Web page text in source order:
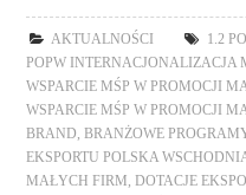
AKTUALNOŚCI 1.2
POPW INTERNACJONALIZACJA
WSPARCIE MŚP W PROMOCJI
WSPARCIE MŚP W PROMOCJI
BRAND ,BRANŻOWE
EKSPORTU POLSKA
MAŁYCH FIRM ,DOTACJE